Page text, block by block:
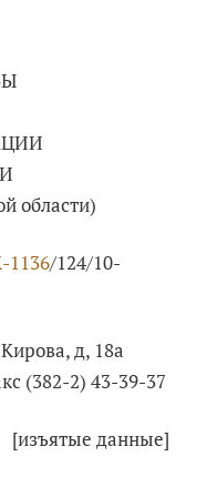
области)
1136/124/10-
д, 18а
(382-2) 43-39-37
[изъятые данные]